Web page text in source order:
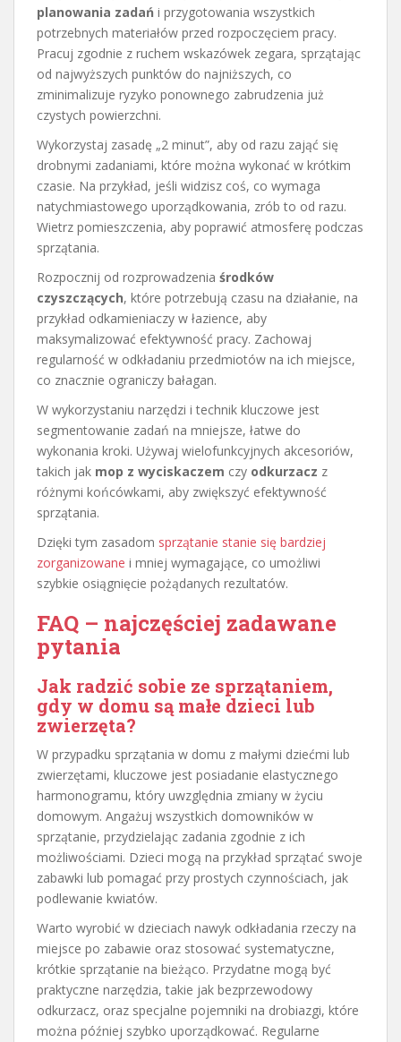
planowania zadań i przygotowania wszystkich
potrzebnych materiałów przed rozpoczęciem pracy.
Pracuj zgodnie z ruchem wskazówek zegara, sprzątając
od najwyższych punktów do najniższych, co
zminimalizuje ryzyko ponownego zabrudzenia już
czystych powierzchni.
Wykorzystaj zasadę „2 minut”, aby od razu zająć się
drobnymi zadaniami, które można wykonać w krótkim
czasie. Na przykład, jeśli widzisz coś, co wymaga
natychmiastowego uporządkowania, zrób to od razu.
Wietrz pomieszczenia, aby poprawić atmosferę podczas
sprzątania.
Rozpocznij od rozprowadzenia środków
czyszczących, które potrzebują czasu na działanie, na
przykład odkamieniaczy w łazience, aby
maksymalizować efektywność pracy. Zachowaj
regularność w odkładaniu przedmiotów na ich miejsce,
co znacznie ograniczy bałagan.
W wykorzystaniu narzędzi i technik kluczowe jest
segmentowanie zadań na mniejsze, łatwe do
wykonania kroki. Używaj wielofunkcyjnych akcesoriów,
takich jak mop z wyciskaczem czy odkurzacz z
różnymi końcówkami, aby zwiększyć efektywność
sprzątania.
Dzięki tym zasadom sprzątanie stanie się bardziej
zorganizowane i mniej wymagające, co umożliwi
szybkie osiągnięcie pożądanych rezultatów.
FAQ – najczęściej zadawane
pytania
Jak radzić sobie ze sprzątaniem,
gdy w domu są małe dzieci lub
zwierzęta?
W przypadku sprzątania w domu z małymi dziećmi lub
zwierzętami, kluczowe jest posiadanie elastycznego
harmonogramu, który uwzględnia zmiany w życiu
domowym. Angażuj wszystkich domowników w
sprzątanie, przydzielając zadania zgodnie z ich
możliwościami. Dzieci mogą na przykład sprzątać swoje
zabawki lub pomagać przy prostych czynnościach, jak
podlewanie kwiatów.
Warto wyrobić w dzieciach nawyk odkładania rzeczy na
miejsce po zabawie oraz stosować systematyczne,
krótkie sprzątanie na bieżąco. Przydatne mogą być
praktyczne narzędzia, takie jak bezprzewodowy
odkurzacz, oraz specjalne pojemniki na drobiazgi, które
można później szybko uporządkować. Regularne